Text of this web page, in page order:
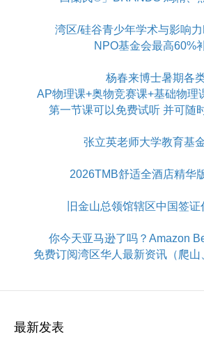
湾区/硅谷青少年学术与影响
NPO基金会最高60%
杨春来博士暑期各
AP物理课+奥物竞赛课+基础物理
第一节课可以免费试听 并可随
张立英老师大学教育基
2026TMB舒适全酒店精华
旧金山总领馆辖区中国签证
你今天亚马逊了吗？Amazon
免费订阅湾区华人最新资讯（爬山
最新发表